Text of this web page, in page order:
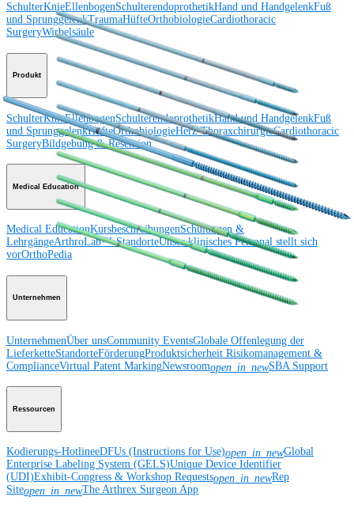
SchulterKnieEllenbogenSchulterendoprothetikHand und HandgelenkFuß
und SprunggelenkTraumaHüfteOrthobiologieCardiothoracic
SurgeryWirbelsäule
Produkt
SchulterKnieEllenbogenSchulterendoprothetikHand und HandgelenkFuß
und SprunggelenkHüfteOrthobiologieHerz-ThoraxchirurgieCardiothoracic
SurgeryBildgebung & Resektion
Medical Education
Medical EducationKursbeschreibungenSchulungen &
LehrgängeArthroLab™-StandorteUnser klinisches Personal stellt sich
vorOrthoPedia
Unternehmen
UnternehmenÜber unsCommunity EventsGlobale Offenlegung der
LieferketteStandorteFörderungProduktsicherheit Risikomanagement &
ComplianceVirtual Patent MarkingNewsroomopen_in_newSBA Support
Ressourcen
Kodierungs-HotlineeDFUs (Instructions for Use)open_in_newGlobal
Enterprise Labeling System (GELS)Unique Device Identifier
(UDI)Exhibit-Congress & Workshop Requestsopen_in_newRep
Siteopen_in_newThe Arthrex Surgeon App